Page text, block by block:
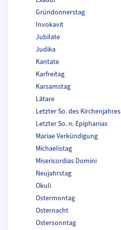
Gründonnerstag
Invokavit
Jubilate
Judika
Kantate
Karfreitag
Karsamstag
Lätare
Letzter So. des Kirchenjahres
Letzter So. n. Epiphanias
Mariae Verkündigung
Michaelistag
Misericordias Domini
Neujahrstag
Okuli
Ostermontag
Osternacht
Ostersonntag